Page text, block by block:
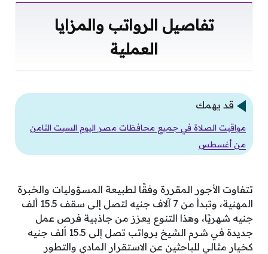
تفاصيل الرواتب والمزايا
العملية
قد يهمك
مواقيت الصلاة في جميع محافظات مصر اليوم السبت الثامن
من أغسطس
تتفاوت الأجور المقررة وفقًا لطبيعة المسؤوليات والخبرة
المهنية، وتبدأ من 7 آلاف جنيه لتصل إلى سقف 15.5 ألف
جنيه شهريًا، وهذا التنوع يعزز من جاذبية فرص عمل
جديدة في شرم الشيخ برواتب تصل إلى 15.5 ألف جنيه
كخيار مثالي للباحثين عن الاستقرار المادي والتطور